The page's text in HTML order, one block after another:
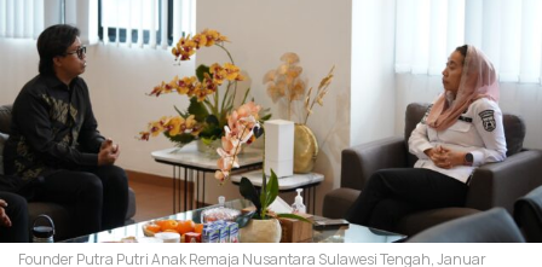
Founder Putra Putri Anak Remaja Nusantara Sulawesi Tengah, Januar